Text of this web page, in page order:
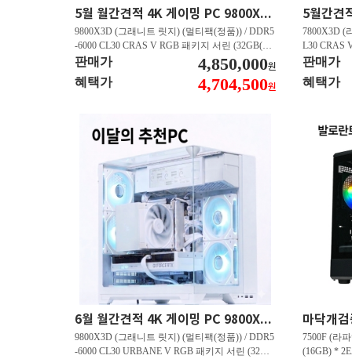
5월 월간견적 4K 게이밍 PC 9800X3D RTX 5070 Ti GY508
9800X3D (그래니트 릿지) (멀티팩(정품)) / DDR5
-6000 CL30 CRAS V RGB 패키지 서린 (32GB(16
Gx2)) / B850M AORUS ELITE WIFI6E 피씨디렉
트 / 지포스 RTX 5070 Ti GAMING OC D7 16GB
피씨디렉트 / EXCERIA 히트싱크 M.2 NVMe (2T
판매가 4,850,000원
혜택가 4,704,500원
7800X3D (
L30 CRAS
B850M
스 RTX
A 히트싱크
판매가
혜택가
6월 월간견적 4K 게이밍 PC 9800X3D RTX 5080 GY512
9800X3D (그래니트 릿지) (멀티팩(정품)) / DDR5
-6000 CL30 URBANE V RGB 패키지 서린 (32GB
7500F (라
(16GB) *